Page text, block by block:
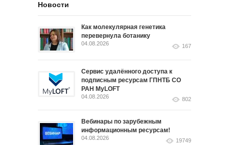
Новости
Как молекулярная генетика
перевернула ботанику
04.08.2026 167
Сервис удалённого доступа к
подписным ресурсам ГПНТБ СО
РАН MyLOFT
04.08.2026 802
Вебинары по зарубежным
информационным ресурсам!
04.08.2026 19749